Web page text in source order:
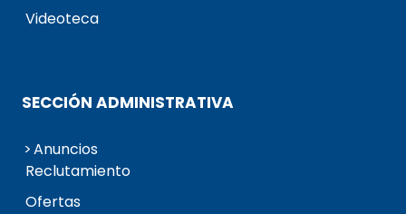
Videoteca
SECCIÓN ADMINISTRATIVA
Anuncios
Reclutamiento
Ofertas